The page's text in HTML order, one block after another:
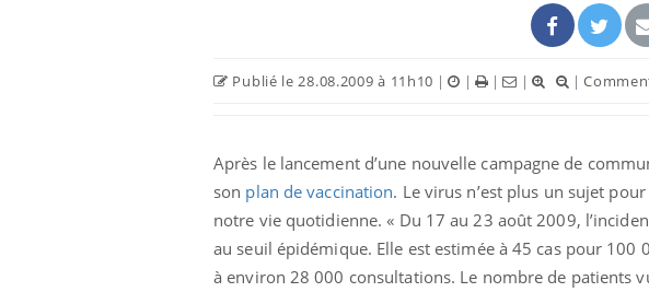
Publié le 28.08.2009 à 11h10 | | | | |
Après le lancement d’une nouvelle campagne de
son plan de vaccination. Le virus n’est plus un sujet
notre vie quotidienne. « Du 17 au 23 août 2009,
au seuil épidémique. Elle est estimée à 45 cas pour
à environ 28 000 consultations. Le nombre de patients
basque
Chikungunya, dengue,
West Nile : que se passe-
t-il dans le sud de la
France ?
Les
?
La
de